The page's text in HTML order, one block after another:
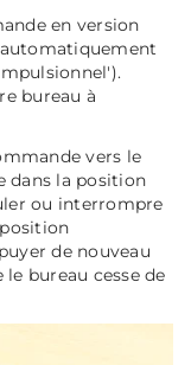
en version
bureau à
vers le
dans la position
ou interrompre
de nouveau
bureau cesse de